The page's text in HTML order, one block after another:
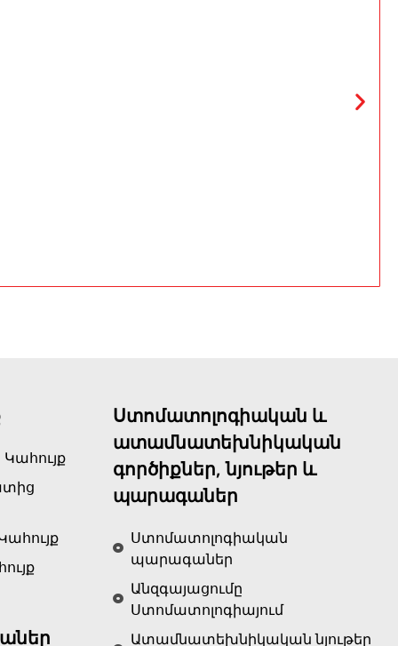
Ստոմատոլոգիական և
ատամնատեխնիկական
գործիքներ, նյութեր և
պարագաներ
Ստոմատոլոգիական
պարագաներ
Անզգայացումը
Ստոմատոլոգիայում
Ատամնատեխնիկական նյութեր